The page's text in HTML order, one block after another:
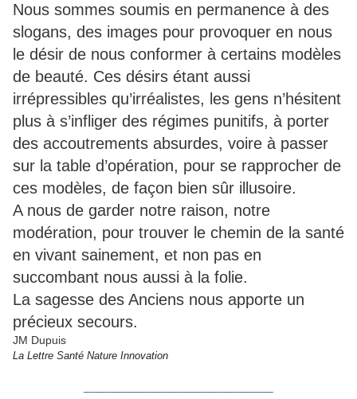
Nous sommes soumis en permanence à des
slogans, des images pour provoquer en nous
le désir de nous conformer à certains modèles
de beauté. Ces désirs étant aussi
irrépressibles qu’irréalistes, les gens n’hésitent
plus à s’infliger des régimes punitifs, à porter
des accoutrements absurdes, voire à passer
sur la table d’opération, pour se rapprocher de
ces modèles, de façon bien sûr illusoire.
A nous de garder notre raison, notre
modération, pour trouver le chemin de la santé
en vivant sainement, et non pas en
succombant nous aussi à la folie.
La sagesse des Anciens nous apporte un
précieux secours.
JM Dupuis
La Lettre Santé Nature Innovation